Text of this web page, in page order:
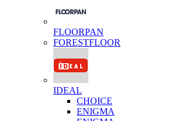
FLOORPAN
FORESTFLOOR
IDEAL
CHOICE
ENIGMA